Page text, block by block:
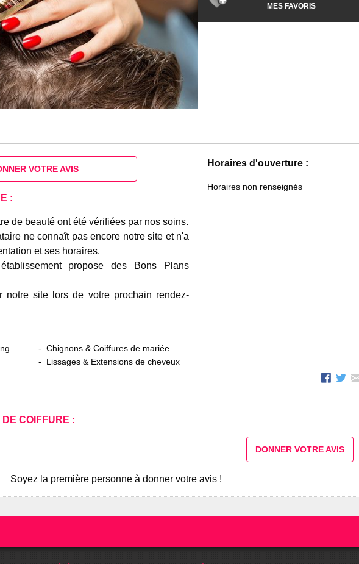
MES FAVORIS
Horaires d'ouverture :
Horaires non renseignés
VOTRE AVIS
:
de beauté ont été vérifiées par nos soins.
ne connaît pas encore notre site et n'a
et ses horaires.
propose des Bons Plans
notre site lors de votre prochain rendez-
Chignons & Coiffures de mariée
Lissages & Extensions de cheveux
COIFFURE :
DONNER VOTRE AVIS
Soyez la première personne à donner votre avis !